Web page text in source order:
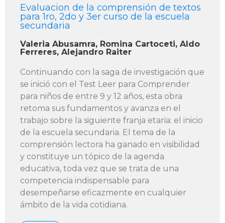
Evaluacion de la comprensión de textos
para 1ro, 2do y 3er curso de la escuela
secundaria
Valeria Abusamra, Romina Cartoceti, Aldo
Ferreres, Alejandro Raiter
Continuando con la saga de investigación que
se inició con el Test Leer para Comprender
para niños de entre 9 y 12 años, esta obra
retoma sus fundamentos y avanza en el
trabajo sobre la siguiente franja etaria: el inicio
de la escuela secundaria. El tema de la
comprensión lectora ha ganado en visibilidad
y constituye un tópico de la agenda
educativa, toda vez que se trata de una
competencia indispensable para
desempeñarse eficazmente en cualquier
ámbito de la vida cotidiana.